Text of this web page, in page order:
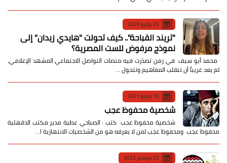
25 يوليو 2026
​"تريند القباحة".. كيف تحولت "هايدي زيدان" إلى
نموذج مرفوض للست المصرية؟
​ محمد أبو سيف ​في زمن تصدّرت فيه منصات التواصل الاجتماعي المشهد الإعلامي،
لم يعد غريباً أن تنقلب المفاهيم وتتحول …
10 يونيو 2021
شخصية محفوظ عجب
شخصية محفوظ عجب كتب : الصباحي عطية مدير مكتب الدقهلية
محفوظ عجب ومحفوظ عجب لمن لا يعرفه هو من الشخصيات الانتهازية ا…
23 نوفمبر 2022